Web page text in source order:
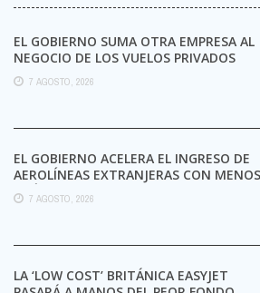
EL GOBIERNO SUMA OTRA EMPRESA AL
NEGOCIO DE LOS VUELOS PRIVADOS
7 AGOSTO, 2026
EL GOBIERNO ACELERA EL INGRESO DE
AEROLÍNEAS EXTRANJERAS CON MENOS
TRÁMITES
7 AGOSTO, 2026
LA ‘LOW COST’ BRITÁNICA EASYJET